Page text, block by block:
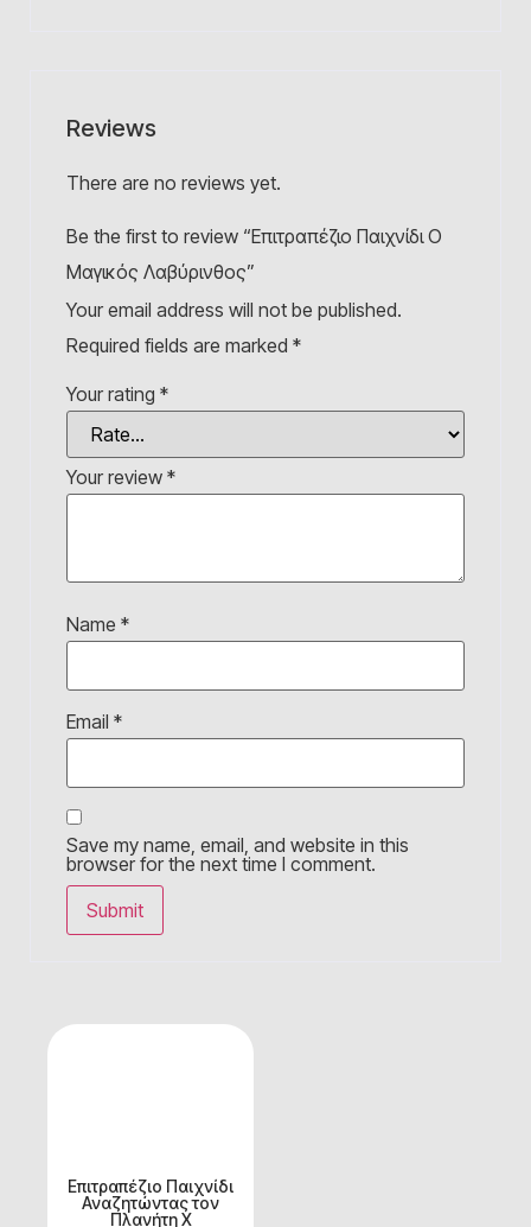
Reviews
There are no reviews yet.
Be the first to review “Επιτραπέζιο Παιχνίδι Ο
Μαγικός Λαβύρινθος”
Your email address will not be published.
Required fields are marked *
Your rating *
Your review *
Name *
Email *
Save my name, email, and website in this
browser for the next time I comment.
Επιτραπέζιο Παιχνίδι
Αναζητώντας τον
Πλανήτη Χ